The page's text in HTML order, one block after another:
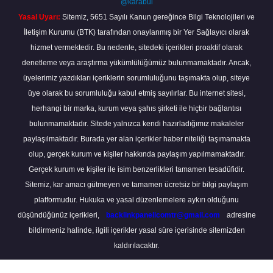
@karabul
Yasal Uyarı: Sitemiz, 5651 Sayılı Kanun gereğince Bilgi Teknolojileri ve
İletişim Kurumu (BTK) tarafından onaylanmış bir Yer Sağlayıcı olarak
hizmet vermektedir. Bu nedenle, sitedeki içerikleri proaktif olarak
denetleme veya araştırma yükümlülüğümüz bulunmamaktadır. Ancak,
üyelerimiz yazdıkları içeriklerin sorumluluğunu taşımakta olup, siteye
üye olarak bu sorumluluğu kabul etmiş sayılırlar. Bu internet sitesi,
herhangi bir marka, kurum veya şahıs şirketi ile hiçbir bağlantısı
bulunmamaktadır. Sitede yalnızca kendi hazırladığımız makaleler
paylaşılmaktadır. Burada yer alan içerikler haber niteliği taşımamakta
olup, gerçek kurum ve kişiler hakkında paylaşım yapılmamaktadır.
Gerçek kurum ve kişiler ile isim benzerlikleri tamamen tesadüfidir.
Sitemiz, kar amacı gütmeyen ve tamamen ücretsiz bir bilgi paylaşım
platformudur. Hukuka ve yasal düzenlemelere aykırı olduğunu
düşündüğünüz içerikleri,
backlinkpanelicomtr@gmail.com
adresine
bildirmeniz halinde, ilgili içerikler yasal süre içerisinde sitemizden
kaldırılacaktır.